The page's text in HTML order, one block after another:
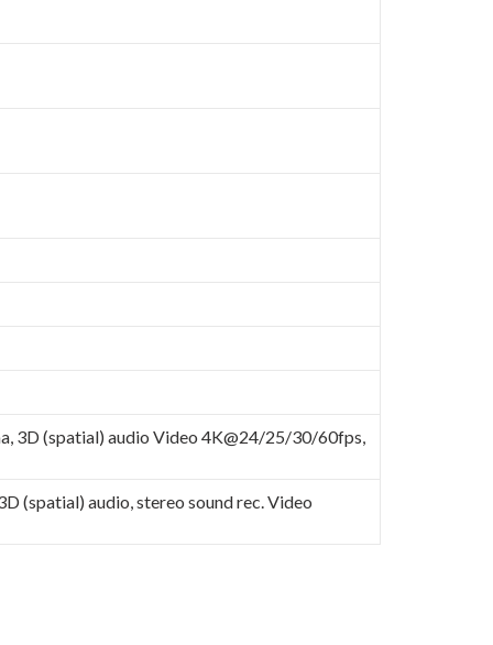
3D (spatial) audio Video 4K@24/25/30/60fps,
(spatial) audio, stereo sound rec. Video